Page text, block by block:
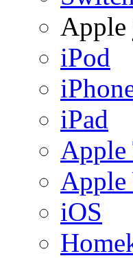
Apple
iPod
iPad
Apple
iOS